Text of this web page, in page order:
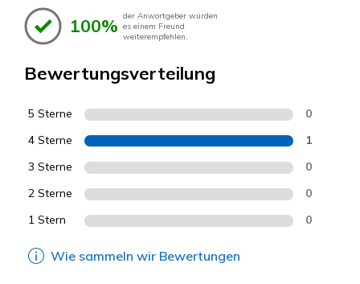
100% der Anwortgeber würden
es einem Freund
weiterempfehlen.
Bewertungsverteilung
5 Sterne 0
4 Sterne 1
3 Sterne 0
2 Sterne 0
1 Stern 0
Wie sammeln wir Bewertungen